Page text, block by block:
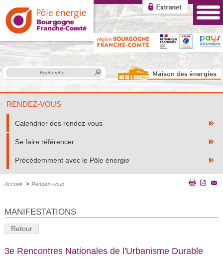
RENDEZ-VOUS
Calendrier des rendez-vous
Se faire référencer
Précédemment avec le Pôle énergie
Accueil > Rendez-vous
MANIFESTATIONS
Retour
3e Rencontres Nationales de l'Urbanisme Durable